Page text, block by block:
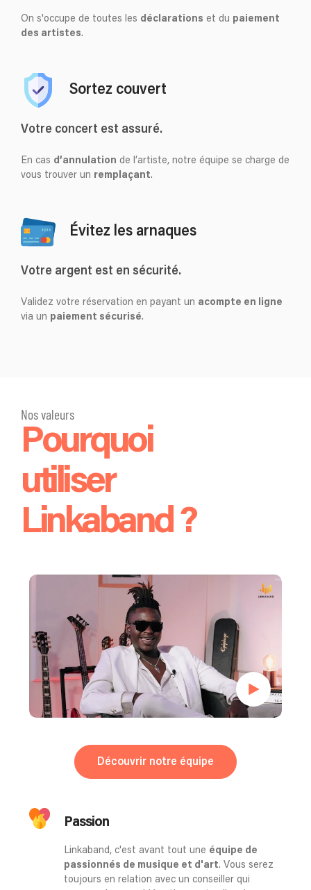
On s'occupe de toutes les déclarations et du paiement
des artistes.
Sortez couvert
Votre concert est assuré.
En cas d’annulation de l’artiste, notre équipe se charge de
vous trouver un remplaçant.
Évitez les arnaques
Votre argent est en sécurité.
Validez votre réservation en payant un acompte en ligne
via un paiement sécurisé.
Nos valeurs
Pourquoi
utiliser
Linkaband ?
Découvrir notre équipe
Passion
Linkaband, c'est avant tout une équipe de
passionnés de musique et d'art. Vous serez
toujours en relation avec un conseiller qui